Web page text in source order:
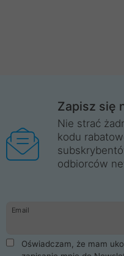
Zapisz się
Nie strać
kodu
odbiorców
Email
Oświadczam, że mam